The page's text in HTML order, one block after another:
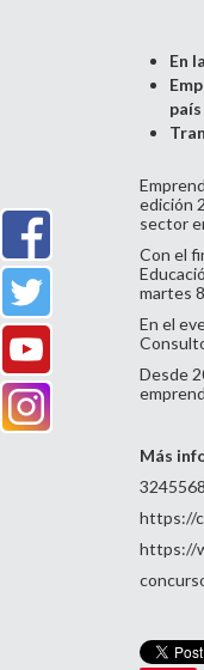
En
país
edición
sector
Con el
martes
En el
Desde
Más
https://
https://